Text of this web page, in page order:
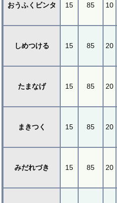
おうふくビンタ 15 85 10
しめつける 15 85 20
たまなげ 15 85 20
まきつく 15 85 20
みだれづき 15 85 20